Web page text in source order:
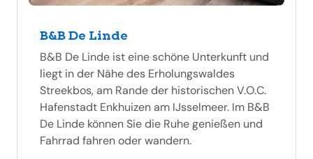
B&B De Linde
B&B De Linde ist eine schöne Unterkunft und
liegt in der Nähe des Erholungswaldes
Streekbos, am Rande der historischen V.O.C.
Hafenstadt Enkhuizen am IJsselmeer. Im B&B
De Linde können Sie die Ruhe genießen und
Fahrrad fahren oder wandern.